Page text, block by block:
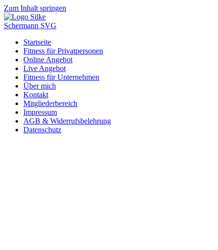
Zum Inhalt springen
Startseite
Fitness für Privatpersonen
Online Angebot
Live Angebot
Fitness für Unternehmen
Über mich
Kontakt
Mitgliederbereich
Impressum
AGB & Widerrufsbelehrung
Datenschutz